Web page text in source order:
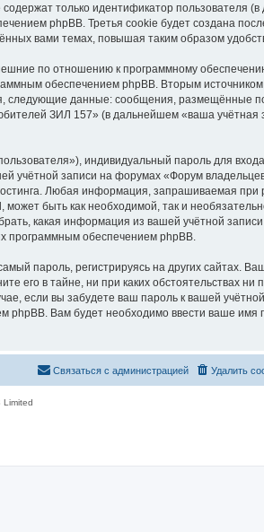
только идентификатор пользователя
phpBB. Третья cookie будет создана
вами темах, повышая таким образом
по отношению к программному
обеспечением phpBB. Вторым
данные: сообщения, размещённые
ЗИЛ 157» (в дальнейшем «ваша учётная
индивидуальный пароль для
учётной записи на форумах «Форум
Любая информация, запрашиваемая при
быть как необходимой, так и
какая информация из вашей учётной
программным обеспечением phpBB.
пароль, регистрируясь на других сайтах.
его в тайне, ни при каких обстоятельствах ни
если вы забудете ваш пароль к вашей
phpBB. Вам будет необходимо ввести ваше имя
Удалить
Связаться с администрацией
Limited